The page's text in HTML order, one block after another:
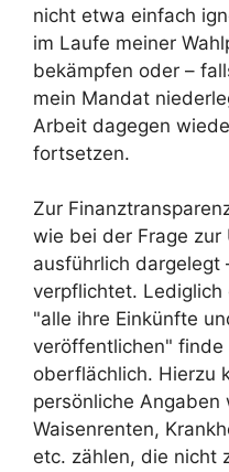
nicht etwa einfach
im Laufe meiner
bekämpfen oder –
mein Mandat
Arbeit dagegen
fortsetzen.
Zur
wie bei der Frage
ausführlich dargelegt
verpflichtet. Lediglich
"alle ihre Einkünfte
veröffentlichen" finde
oberflächlich. Hierzu
persönliche
Waisenrenten,
etc. zählen, die nicht